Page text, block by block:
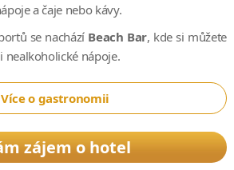
a čaje nebo kávy.
se nachází Beach Bar, kde si můžete
nealkoholické nápoje.
Více o gastronomii
zájem o hotel